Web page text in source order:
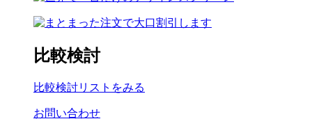
比較検討
比較検討リストをみる
お問い合わせ